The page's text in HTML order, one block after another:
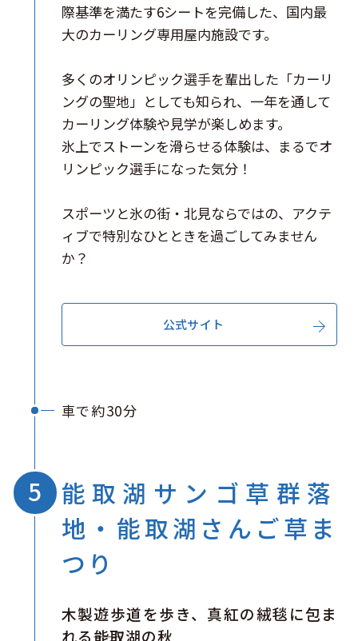
際基準を満たす6シートを完備した、国内最
大のカーリング専用屋内施設です。
多くのオリンピック選手を輩出した「カーリ
ングの聖地」としても知られ、一年を通して
カーリング体験や見学が楽しめます。
氷上でストーンを滑らせる体験は、まるでオ
リンピック選手になった気分！
スポーツと氷の街・北見ならではの、アクテ
ィブで特別なひとときを過ごしてみません
か？
公式サイト
車で約30分
能取湖サンゴ草群落
地・能取湖さんご草ま
つり
木製遊歩道を歩き、真紅の絨毯に包ま
れる――能取湖の秋